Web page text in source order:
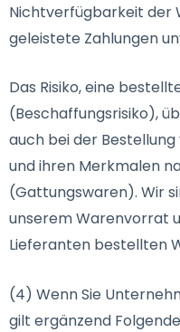
Nichtverfügbarkeit der
geleistete Zahlungen
Das Risiko, eine
(Beschaffungsrisiko),
auch bei der
und ihren Merkmalen
(Gattungswaren). Wir
unserem Warenvorrat
Lieferanten bestellten
(4) Wenn Sie
gilt ergänzend